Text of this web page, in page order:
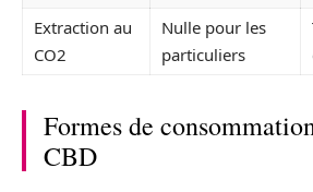
Extraction au
CO2
Nulle pour les
particuliers
Formes de
CBD